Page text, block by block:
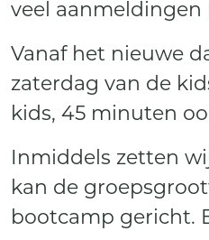
veel aanmeldingen
Vanaf het nieuwe
zaterdag van de
kids, 45 minuten
Inmiddels zetten
kan de
bootcamp gericht.